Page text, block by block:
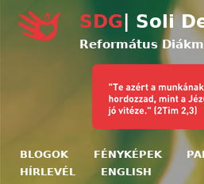
Ugrás a
SDG | Soli
Református
BLOGOK FÉNYKÉPEK
HÍRLEVÉL
ENGLISH